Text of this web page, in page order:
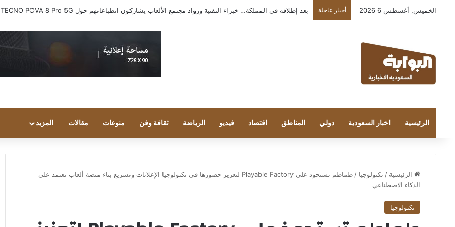
الخميس, أغسطس 6 2026 أخبار عاجلة بعد إطلاقه في المملكة… خبراء التقنية ورواد مجتمع الألعاب يشاركون انطباعاتهم حول TECNO POVA 8 Pro 5G
الرئيسية اخبار السعودية دولي المناطق اقتصاد فيديو الرياضة ثقافة وفن منوعات مقالات المزيد
الرئيسية / تكنولوجيا /
طماطم تستحوذ على Playable Factory لتعزيز حضورها في تكنولوجيا الإعلانات وتسريع بناء منصة ألعاب تعتمد على
الذكاء الاصطناعي
تكنولوجيا